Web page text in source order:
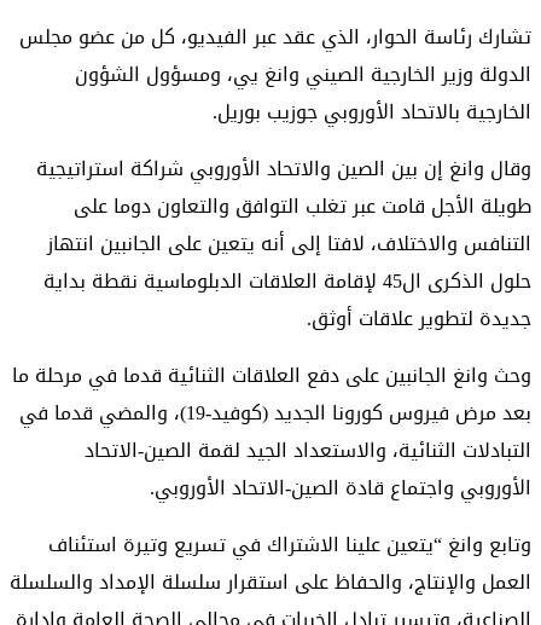
تشارك رئاسة الحوار، الذي عقد عبر الفيديو، كل من عضو مجلس
الدولة وزير الخارجية الصيني وانغ يي، ومسؤول الشؤون
الخارجية بالاتحاد الأوروبي جوزيب بوريل.
وقال وانغ إن بين الصين والاتحاد الأوروبي شراكة استراتيجية
طويلة الأجل قامت عبر تغلب التوافق والتعاون دوما على
التنافس والاختلاف، لافتا إلى أنه يتعين على الجانبين انتهاز
حلول الذكرى ال45 لإقامة العلاقات الدبلوماسية نقطة بداية
جديدة لتطوير علاقات أوثق.
وحث وانغ الجانبين على دفع العلاقات الثنائية قدما في مرحلة ما
بعد مرض فيروس كورونا الجديد (كوفيد-19)، والمضي قدما في
التبادلات الثنائية، والاستعداد الجيد لقمة الصين-الاتحاد
الأوروبي واجتماع قادة الصين-الاتحاد الأوروبي.
وتابع وانغ “يتعين علينا الاشتراك في تسريع وتيرة استئناف
العمل والإنتاج، والحفاظ على استقرار سلسلة الإمداد والسلسلة